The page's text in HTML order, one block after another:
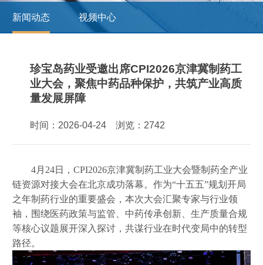
新闻动态 视频中心
珍宝岛药业受邀出席CPI2026京津冀制药工
业大会，聚焦中药品种保护，共筑产业高质
量发展屏障
时间：2026-04-24 浏览：2742
4月24日，CPI2026京津冀制药工业大会暨制药全产业
链资源对接大会在北京成功落幕。作为“十五五”规划开局
之年制药行业的重要盛会，本次大会汇聚专家与行业领
袖，围绕医药政策与监管、中药传承创新、生产质量合规
等核心议题展开深入探讨，共谋行业在时代变局中的转型
路径。